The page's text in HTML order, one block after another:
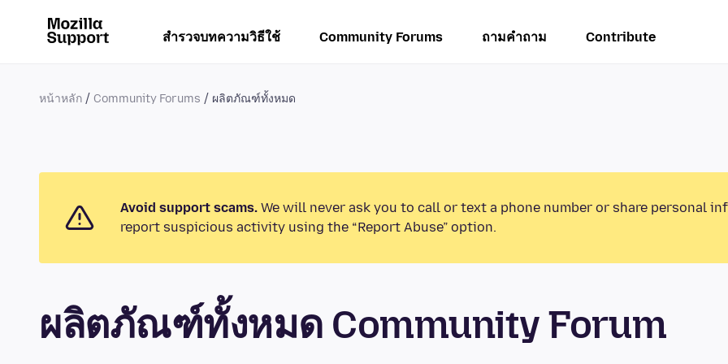
สำรวจบทความวิธีใช้ Community Forums ถามคำถาม Contribute
หน้าหลัก Community Forums ผลิตภัณฑ์ทั้งหมด
Avoid support scams. We will never ask you to call or text a phone number or share personal
report suspicious activity using the “Report Abuse” option.
ผลิตภัณฑ์ทั้งหมด Community Forum